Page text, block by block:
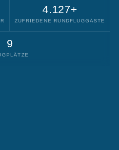
4.127+
ZUFRIEDENE RUNDFLUGGÄSTE
9